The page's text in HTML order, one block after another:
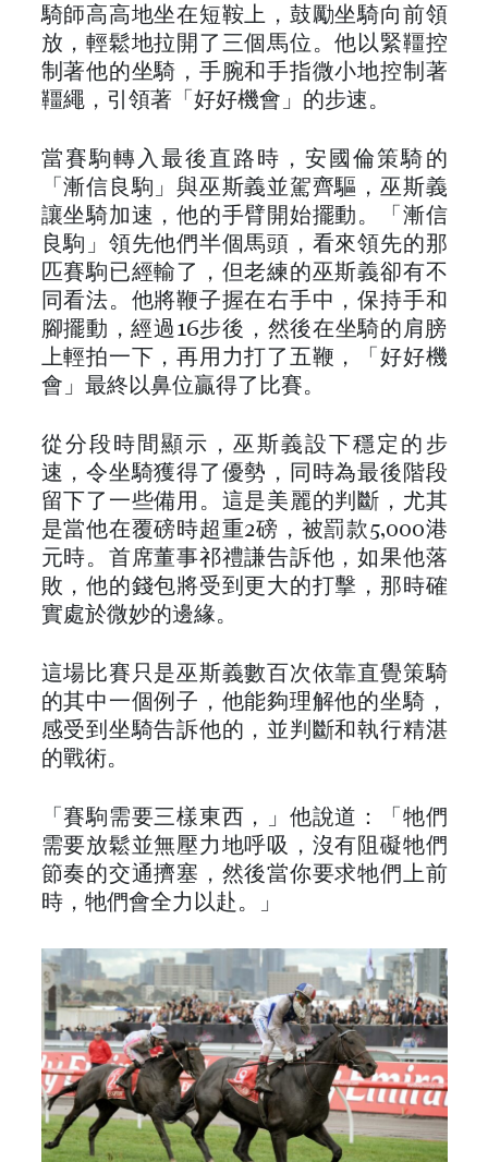
騎師高高地坐在短鞍上，鼓勵坐騎向前領
放，輕鬆地拉開了三個馬位。他以緊韁控
制著他的坐騎，手腕和手指微小地控制著
韁繩，引領著「好好機會」的步速。
當賽駒轉入最後直路時，安國倫策騎的
「漸信良駒」與巫斯義並駕齊驅，巫斯義
讓坐騎加速，他的手臂開始擺動。「漸信
良駒」領先他們半個馬頭，看來領先的那
匹賽駒已經輸了，但老練的巫斯義卻有不
同看法。他將鞭子握在右手中，保持手和
腳擺動，經過16步後，然後在坐騎的肩膀
上輕拍一下，再用力打了五鞭，「好好機
會」最終以鼻位贏得了比賽。
從分段時間顯示，巫斯義設下穩定的步
速，令坐騎獲得了優勢，同時為最後階段
留下了一些備用。這是美麗的判斷，尤其
是當他在覆磅時超重2磅，被罰款5,000港
元時。首席董事祁禮謙告訴他，如果他落
敗，他的錢包將受到更大的打擊，那時確
實處於微妙的邊緣。
這場比賽只是巫斯義數百次依靠直覺策騎
的其中一個例子，他能夠理解他的坐騎，
感受到坐騎告訴他的，並判斷和執行精湛
的戰術。
「賽駒需要三樣東西，」他說道：「牠們
需要放鬆並無壓力地呼吸，沒有阻礙牠們
節奏的交通擠塞，然後當你要求牠們上前
時，牠們會全力以赴。」